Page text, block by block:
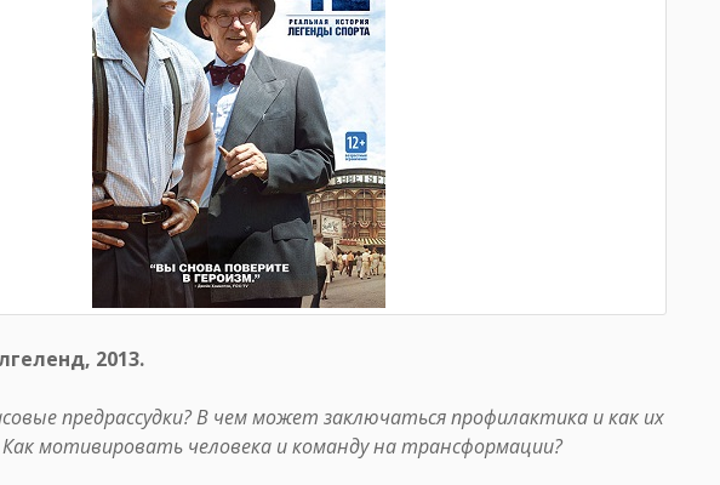
2013.
предрассудки? В чем может заключаться профилактика и как их
мотивировать человека и команду на трансформации?